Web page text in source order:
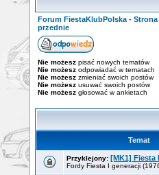
Forum FiestaKlubPolska - Strona
przednie
Nie możesz pisać nowych tematów
Nie możesz odpowiadać w tematach
Nie możesz zmieniać swoich postów
Nie możesz usuwać swoich postów
Nie możesz głosować w ankietach
Temat
Przyklejony: [MK1] Fiesta
Fordy Fiesta I generacji